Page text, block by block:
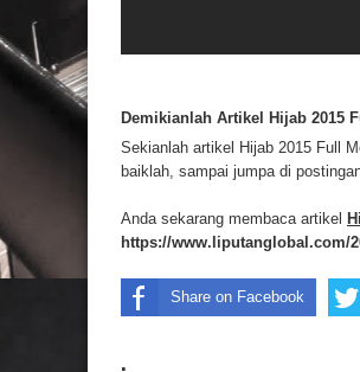
Demikianlah Artikel Hijab 2015
Sekianlah artikel Hijab 2015 Full
baiklah, sampai jumpa di
Anda sekarang membaca artikel
https://www.liputanglobal.com/
Share on Facebook
.